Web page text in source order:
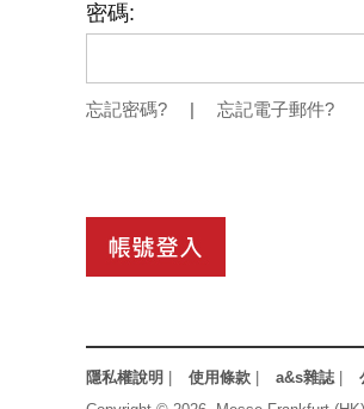
密碼:
忘記密碼? | 忘記電子郵件?
隱私權說明 使用條款 a&s雜誌|